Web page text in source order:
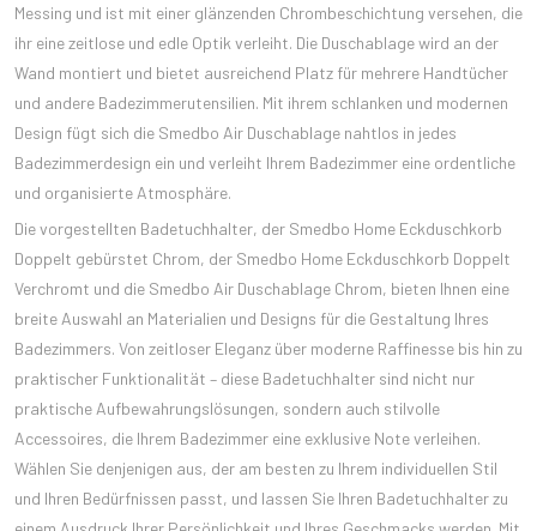
Messing und ist mit einer glänzenden Chrombeschichtung versehen, die
ihr eine zeitlose und edle Optik verleiht. Die Duschablage wird an der
Wand montiert und bietet ausreichend Platz für mehrere Handtücher
und andere Badezimmerutensilien. Mit ihrem schlanken und modernen
Design fügt sich die Smedbo Air Duschablage nahtlos in jedes
Badezimmerdesign ein und verleiht Ihrem Badezimmer eine ordentliche
und organisierte Atmosphäre.
Die vorgestellten Badetuchhalter, der Smedbo Home Eckduschkorb
Doppelt gebürstet Chrom, der Smedbo Home Eckduschkorb Doppelt
Verchromt und die Smedbo Air Duschablage Chrom, bieten Ihnen eine
breite Auswahl an Materialien und Designs für die Gestaltung Ihres
Badezimmers. Von zeitloser Eleganz über moderne Raffinesse bis hin zu
praktischer Funktionalität – diese Badetuchhalter sind nicht nur
praktische Aufbewahrungslösungen, sondern auch stilvolle
Accessoires, die Ihrem Badezimmer eine exklusive Note verleihen.
Wählen Sie denjenigen aus, der am besten zu Ihrem individuellen Stil
und Ihren Bedürfnissen passt, und lassen Sie Ihren Badetuchhalter zu